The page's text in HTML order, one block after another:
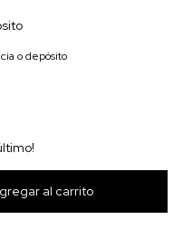
o depósito